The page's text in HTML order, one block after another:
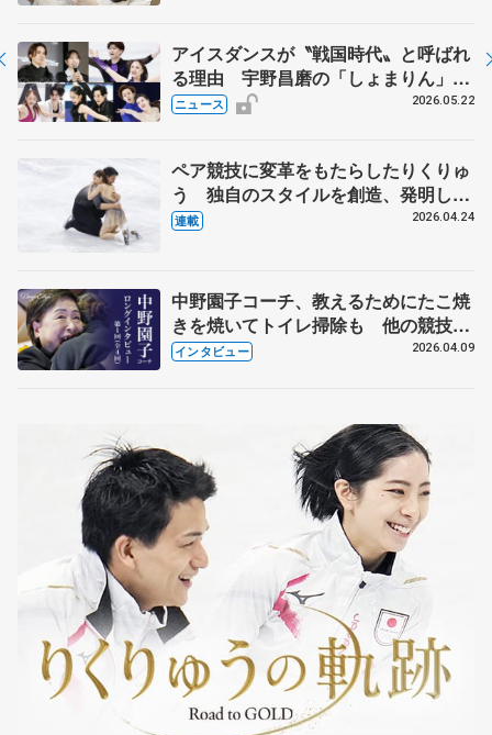
アイスダンスが〝戦国時代〟と呼ばれ
る理由 宇野昌磨の「しょまりん」ら
実力者が相次いで参戦 国内の競争激
ニュース 2026.05.22
ペア競技に変革をもたらしたりくりゅ
う 独自のスタイルを創造、発明した
【引退発表後②】
連載 2026.04.24
中野園子コーチ、教えるためにたこ焼
きを焼いてトイレ掃除も 他の競技に
も通用するという坂本花織の筋肉
インタビュー 2026.04.09